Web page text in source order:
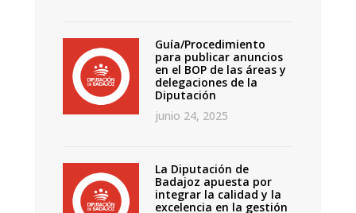
Guía/Procedimiento
para publicar anuncios
en el BOP de las áreas y
delegaciones de la
Diputación
junio 24, 2025
La Diputación de
Badajoz apuesta por
integrar la calidad y la
excelencia en la gestión